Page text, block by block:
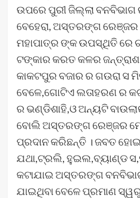
ଉପରେ ପୁରୀ ଜିଲ୍ଲା
ବେହେରା, ଅସ୍ତରଙ୍ଗ ରେଞ୍ଜର
ମହାପାତ୍ର ଙ୍କ ଉପସ୍ଥିତି ରେ
ଟଙ୍କାର କରତ କଳର
କାକଟପୁର ବଜାର ର ଗଉରା ସ
ବେଳେ,ଗୋଟିଏ ଲତାହରଣ ର
ର ଭଣ୍ଡିଶାହି,ଓ ଅନ୍ୟଟି
ବୋଲି ଅସ୍ତରଙ୍ଗ ରେଞ୍ଜର
ପ୍ରଦାନ କରିଛନ୍ତି । ଜବତ
ଯଥା,ଟ୍ରଲି, ହୁଇଲ,ବ୍ୟାଣ୍ଡ
କଟାଯାଇ ଅସ୍ତରଙ୍ଗ
ଯାଇଥିବା ବେଳେ ପ୍ରମାଣ